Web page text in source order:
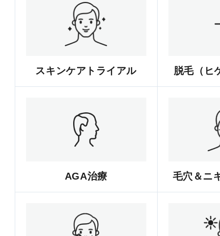
スキンケアトライアル 脱毛（ヒ
AGA治療 毛穴＆ニ